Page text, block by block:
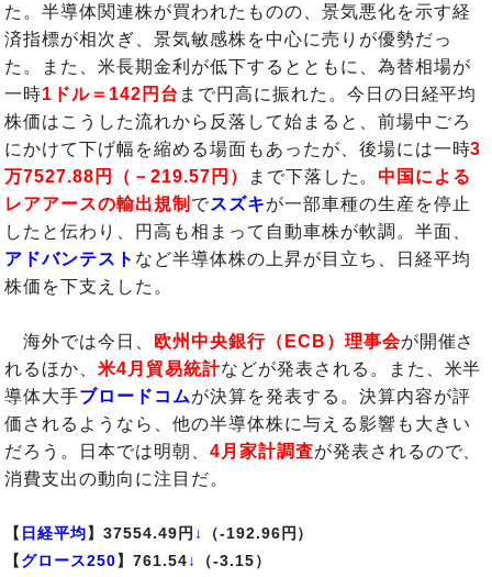
た。半導体関連株が買われたものの、景気悪化を示す経
済指標が相次ぎ、景気敏感株を中心に売りが優勢だっ
た。また、米長期金利が低下するとともに、為替相場が
一時1ドル＝142円台 まで円高に振れた。今日の日経平均
株価はこうした流れから反落して始まると、前場中ごろ
にかけて下げ幅を縮める場面もあったが、後場には一時3
万7527.88円（－219.57円）
まで下落した。中国による
レアアースの輸出規制 でスズキが一部車種の生産を停止
したと伝わり、円高も相まって自動車株が軟調。半面、
アドバンテスト など半導体株の上昇が目立ち、日経平均
株価を下支えした。
海外では今日、 欧州中央銀行（ECB）理事会が開催さ
れるほか、米4月貿易統計などが発表される。また、米半
導体大手ブロードコムが決算を発表する。決算内容が評
価されるようなら、他の半導体株に与える影響も大きい
だろう。日本では明朝、4月家計調査が発表されるので、
消費支出の動向に注目だ。
【 日経平均】37554.49円 ↓
（-192.96円）
【グロース250】761.54↓
（-3.15）